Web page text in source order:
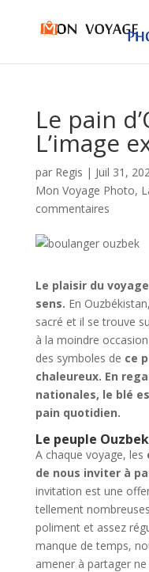
Le pain
L’image
par Regis | Juil 31,
Mon Voyage Photo,
commentaires
Le plaisir du
sens. En
sacré et il se trouve
à la moindre
des symboles de ce
chaleureux. En
nationales, le blé
pain quotidien.
Le peuple Ouzbek
A chaque voyage, les
de nous inviter à
invitation est une
tellement
poliment et assez
manque de temps,
amener à partager